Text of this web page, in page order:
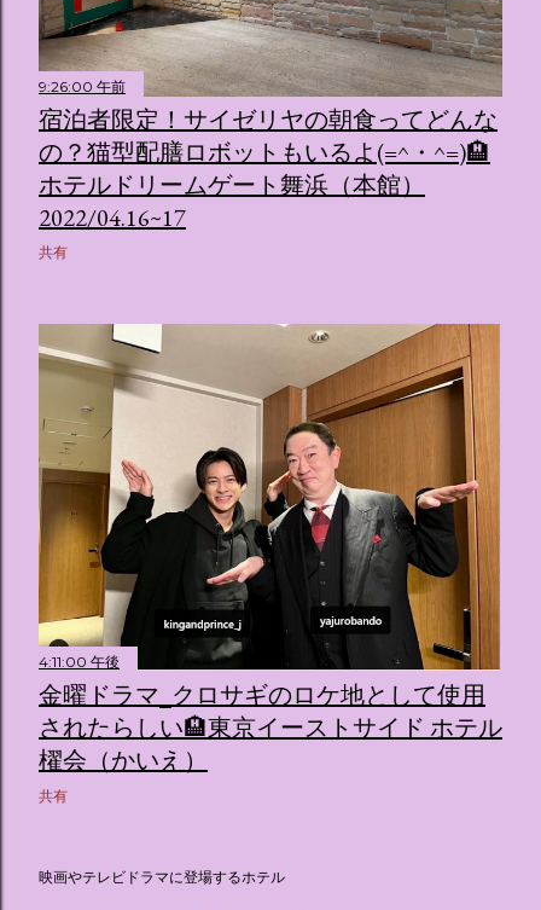
9:26:00 午前
宿泊者限定！サイゼリヤの朝食ってどんな
の？猫型配膳ロボットもいるよ(=^・^=)🏨
ホテルドリームゲート舞浜（本館）
2022/04.16~17
共有
4:11:00 午後
金曜ドラマ_クロサギのロケ地として使用
されたらしい🏨東京イーストサイド ホテル
櫂会（かいえ）
共有
映画やテレビドラマに登場するホテル